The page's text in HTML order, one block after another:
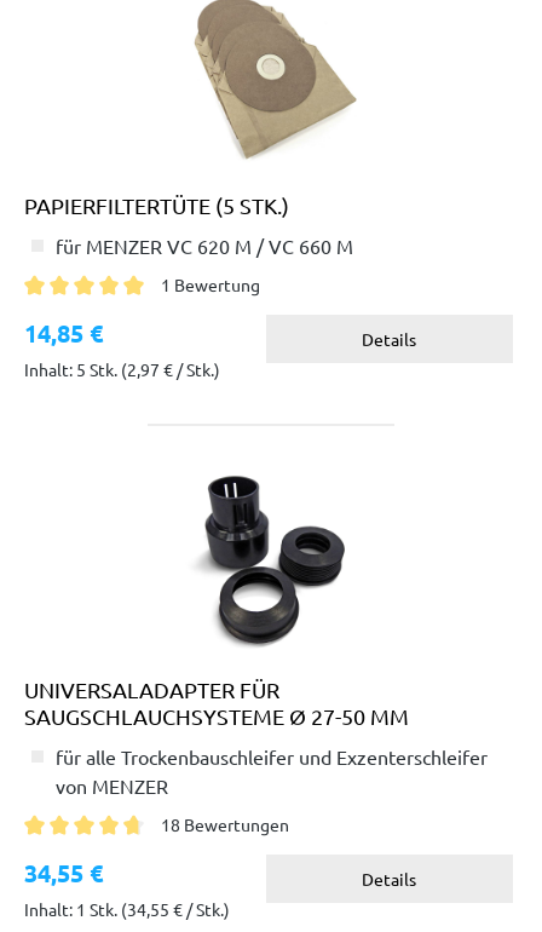
PAPIERFILTERTÜTE (5 STK.)
für MENZER VC 620 M / VC 660 M
1 Bewertung
14,85 €
Inhalt: 5 Stk. (2,97 € / Stk.)
Details
UNIVERSALADAPTER FÜR
SAUGSCHLAUCHSYSTEME Ø 27-50 MM
für alle Trockenbauschleifer und Exzenterschleifer
von MENZER
18 Bewertungen
34,55 €
Inhalt: 1 Stk. (34,55 € / Stk.)
Details